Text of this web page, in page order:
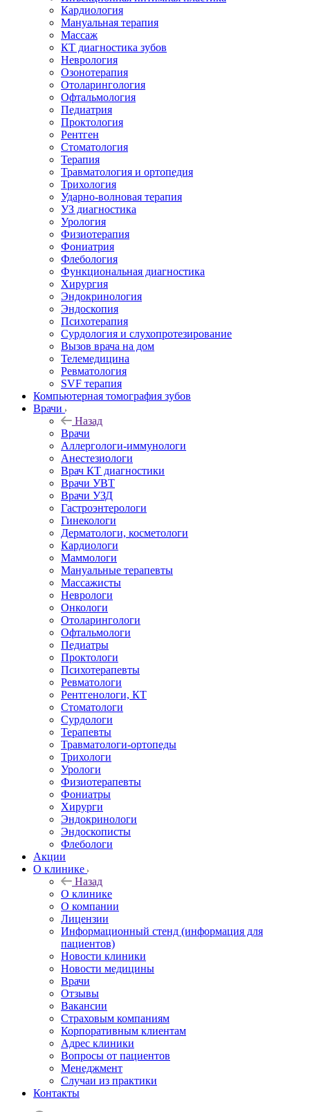
Кардиология
Мануальная терапия
Массаж
КТ диагностика зубов
Неврология
Озонотерапия
Отоларингология
Офтальмология
Педиатрия
Проктология
Рентген
Стоматология
Терапия
Травматология и ортопедия
Трихология
Ударно-волновая терапия
УЗ диагностика
Урология
Физиотерапия
Фониатрия
Флебология
Функциональная диагностика
Хирургия
Эндокринология
Эндоскопия
Психотерапия
Сурдология и слухопротезирование
Вызов врача на дом
Телемедицина
Ревматология
SVF терапия
Компьютерная томография зубов
Врачи
Назад
Врачи
Аллергологи-иммунологи
Анестезиологи
Врач КТ диагностики
Врачи УВТ
Врачи УЗД
Гастроэнтерологи
Гинекологи
Дерматологи, косметологи
Кардиологи
Маммологи
Мануальные терапевты
Массажисты
Неврологи
Онкологи
Отоларингологи
Офтальмологи
Педиатры
Проктологи
Психотерапевты
Ревматологи
Рентгенологи, КТ
Стоматологи
Сурдологи
Терапевты
Травматологи-ортопеды
Трихологи
Урологи
Физиотерапевты
Фониатры
Хирурги
Эндокринологи
Эндоскописты
Флебологи
Акции
О клинике
Назад
О клинике
О компании
Лицензии
Информационный стенд (информация для
пациентов)
Новости клиники
Новости медицины
Врачи
Отзывы
Вакансии
Страховым компаниям
Корпоративным клиентам
Адрес клиники
Вопросы от пациентов
Менеджмент
Случаи из практики
Контакты